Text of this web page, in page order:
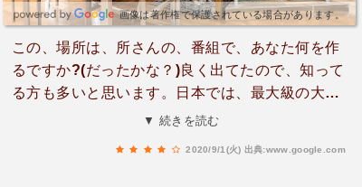
画像は著作権で保護されている場合があります。
この、場所は、所さんの、番組で、あなた何を作
るですか?(だったかな？)良く出てたので、知って
る方も多いと思います。日本では、最大級の大き
さのホ−ムセンタ−です。殆どの物は、揃っている
▼ 続きを読む
2020/9/1(火) 出典:www.google.com